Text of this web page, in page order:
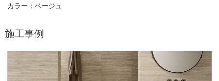
カラー：ベージュ
施工事例